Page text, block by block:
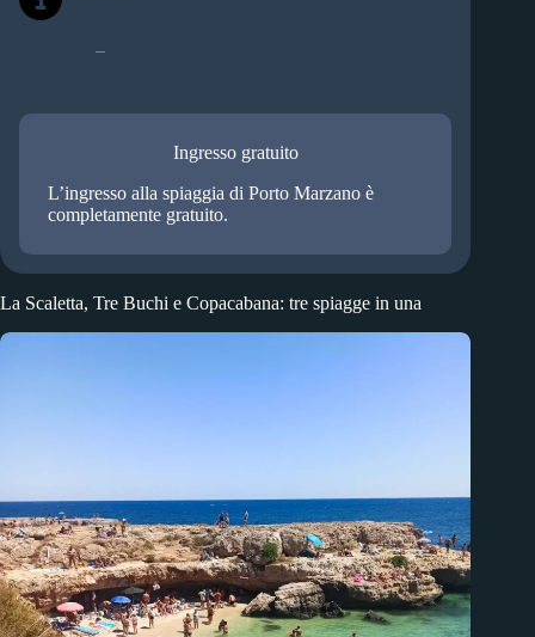
–
Ingresso gratuito
L’ingresso alla spiaggia di Porto Marzano è
completamente gratuito.
La Scaletta, Tre Buchi e Copacabana: tre spiagge in una